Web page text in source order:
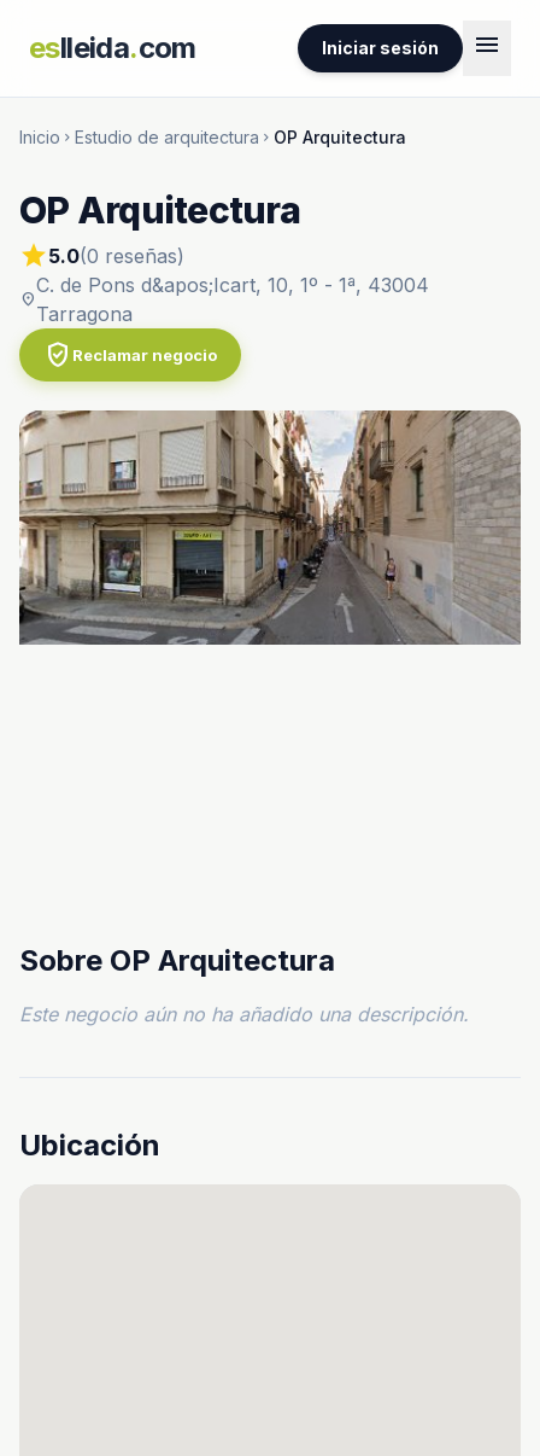
eslleida.com Iniciar sesión menu
Inicio chevron_right Estudio de arquitectura chevron_right OP Arquitectura
OP Arquitectura
star5.0(0 reseñas)
location_on
C. de Pons d&apos;Icart, 10, 1º - 1ª, 43004
Tarragona
verified_user Reclamar negocio
Sobre OP Arquitectura
Este negocio aún no ha añadido una descripción.
Ubicación